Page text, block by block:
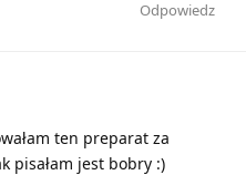
Odpowiedz
ten preparat za
pisałam jest bobry :)